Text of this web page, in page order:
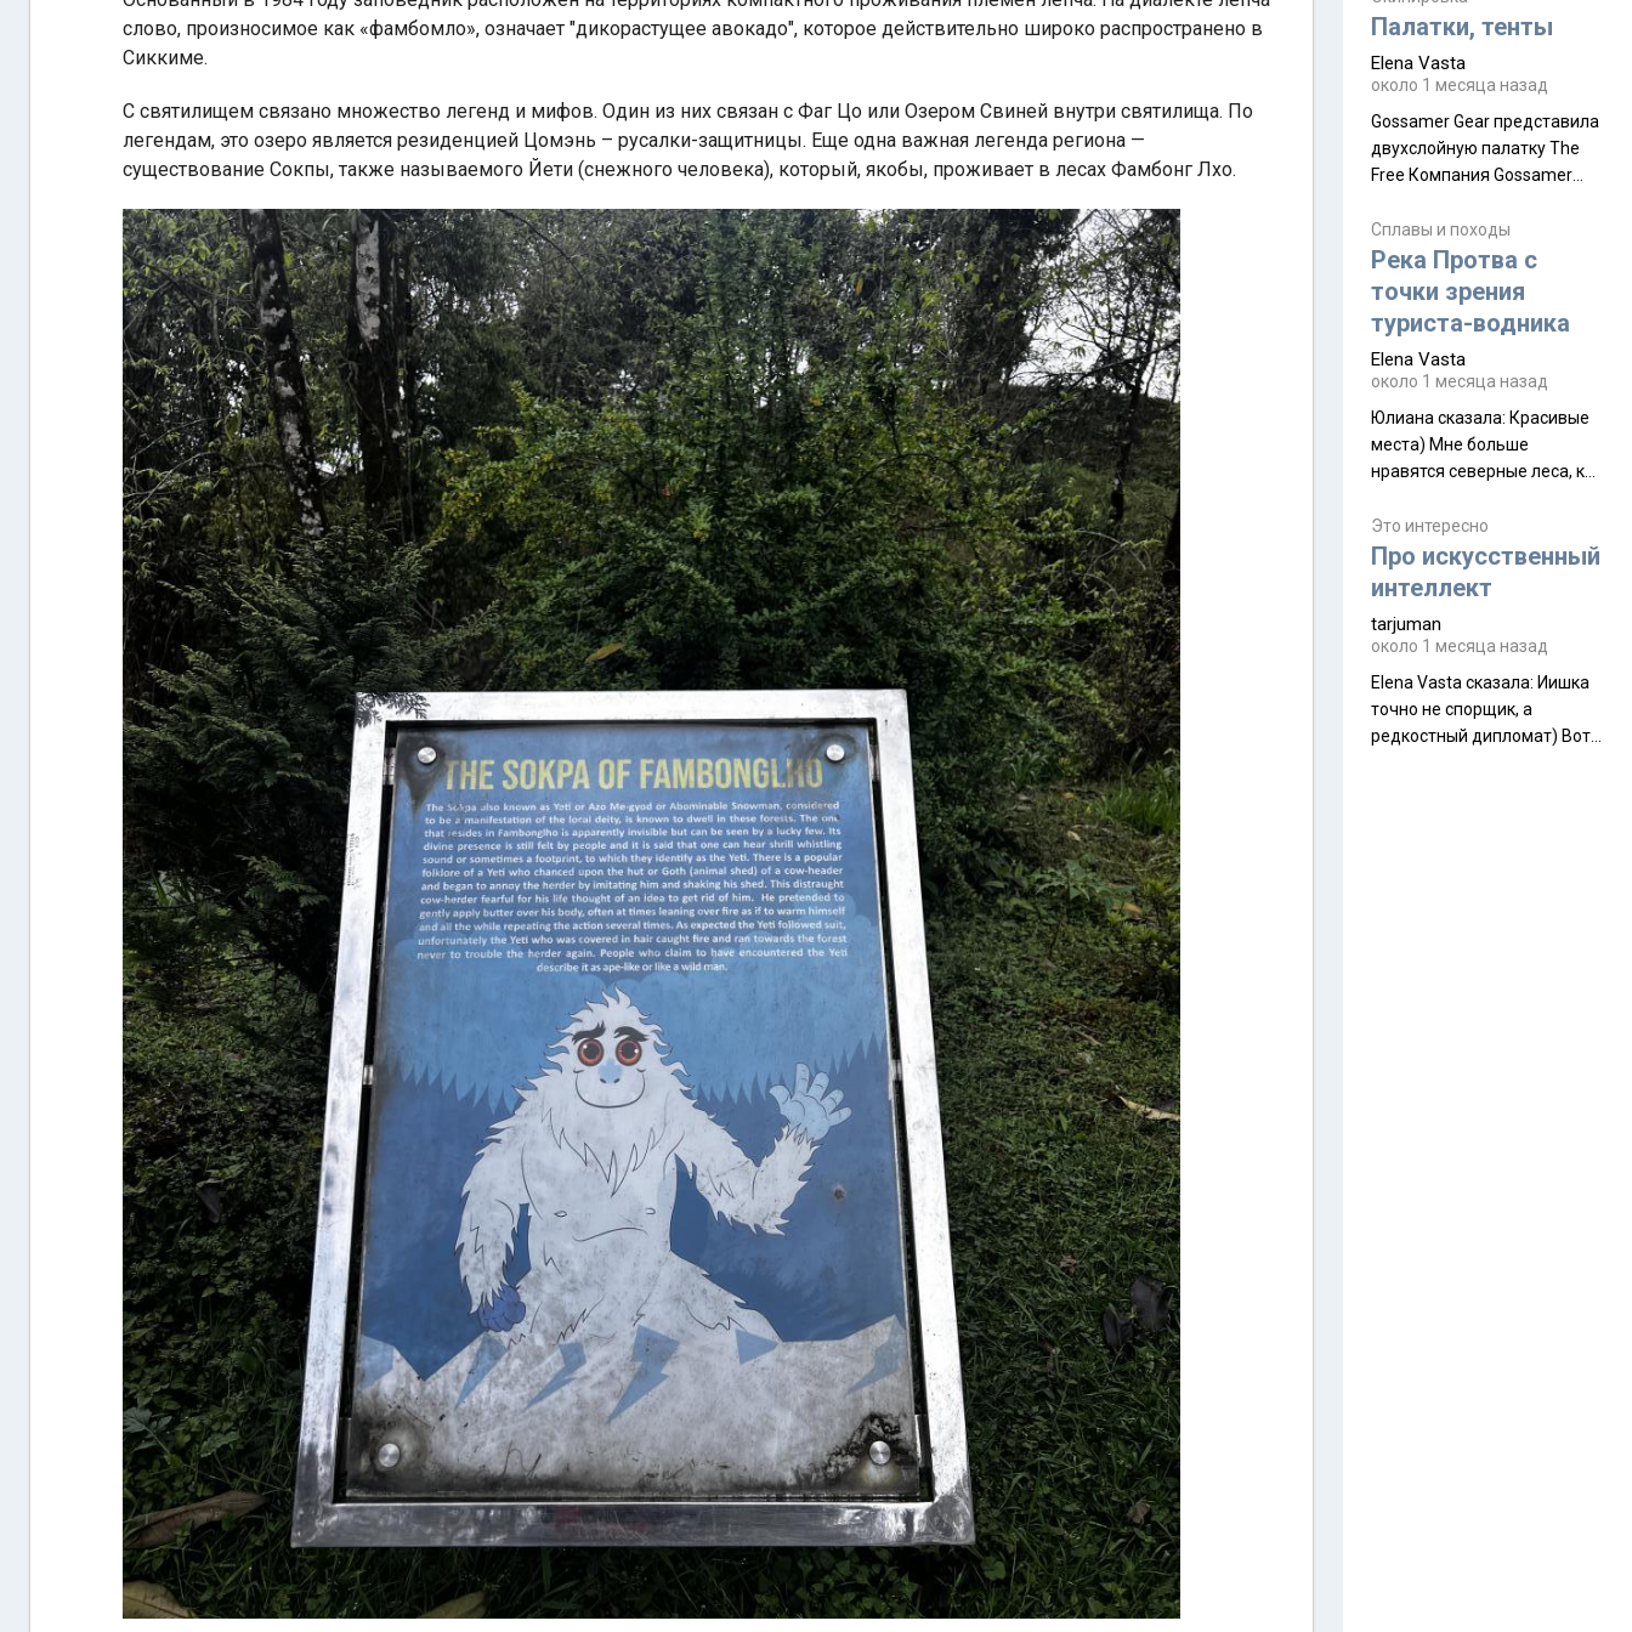
слово, произносимое как «фамбомло», означает "дикорастущее авокадо", которое действительно широко распространено в
Сиккиме.
С святилищем связано множество легенд и мифов. Один из них связан с Фаг Цо или Озером Свиней внутри святилища. По
легендам, это озеро является резиденцией Цомэнь – русалки-защитницы. Еще одна важная легенда региона —
существование Сокпы, также называемого Йети (снежного человека), который, якобы, проживает в лесах Фамбонг Лхо.
Палатки, тенты
Elena Vasta
около 1 месяца назад
Gossamer Gear представила
двухслойную палатку The
Free Компания Gossamer
туристическую палатку The
Free, которая стала первой
ультралегкой моделью в
ассортименте
производителя. Новинка
получила двухслойную
конструкцию с отдельным
внешним тентом и сетчатой
внутренней палаткой, а ее
комплектации составляет
около 845 г. Палатка весит
менее
Сплавы и походы
Река Протва с
точки зрения
туриста-водника
Elena Vasta
около 1 месяца назад
Юлиана сказалa: Красивые
места) Мне больше
нравятся северные леса, как
южной тайги
Это интересно
Про искусственный
интеллект
tarjuman
около 1 месяца назад
Elena Vasta сказалa: Иишка
точно не спорщик, а
редкостный дипломат) Вот,